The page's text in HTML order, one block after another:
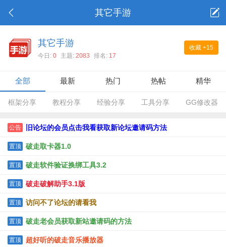
其它手游
收藏 +15
其它手游
今日: 0 主题: 2083 排名: 17
全部 最新 热门 热帖 精华
框架分享 教程分享 经验分享 工具分享 GG修改器
公告 旧论坛的会员点击我看获取新论坛邀请码方法
置顶 破走取卡器1.0
置顶 破走软件验证换绑工具3.2
置顶 破走破解助手3.1版
置顶 访问不了论坛的请看我
置顶 破走老会员获取新站邀请码的方法
置顶 超好听的破走音乐播放器